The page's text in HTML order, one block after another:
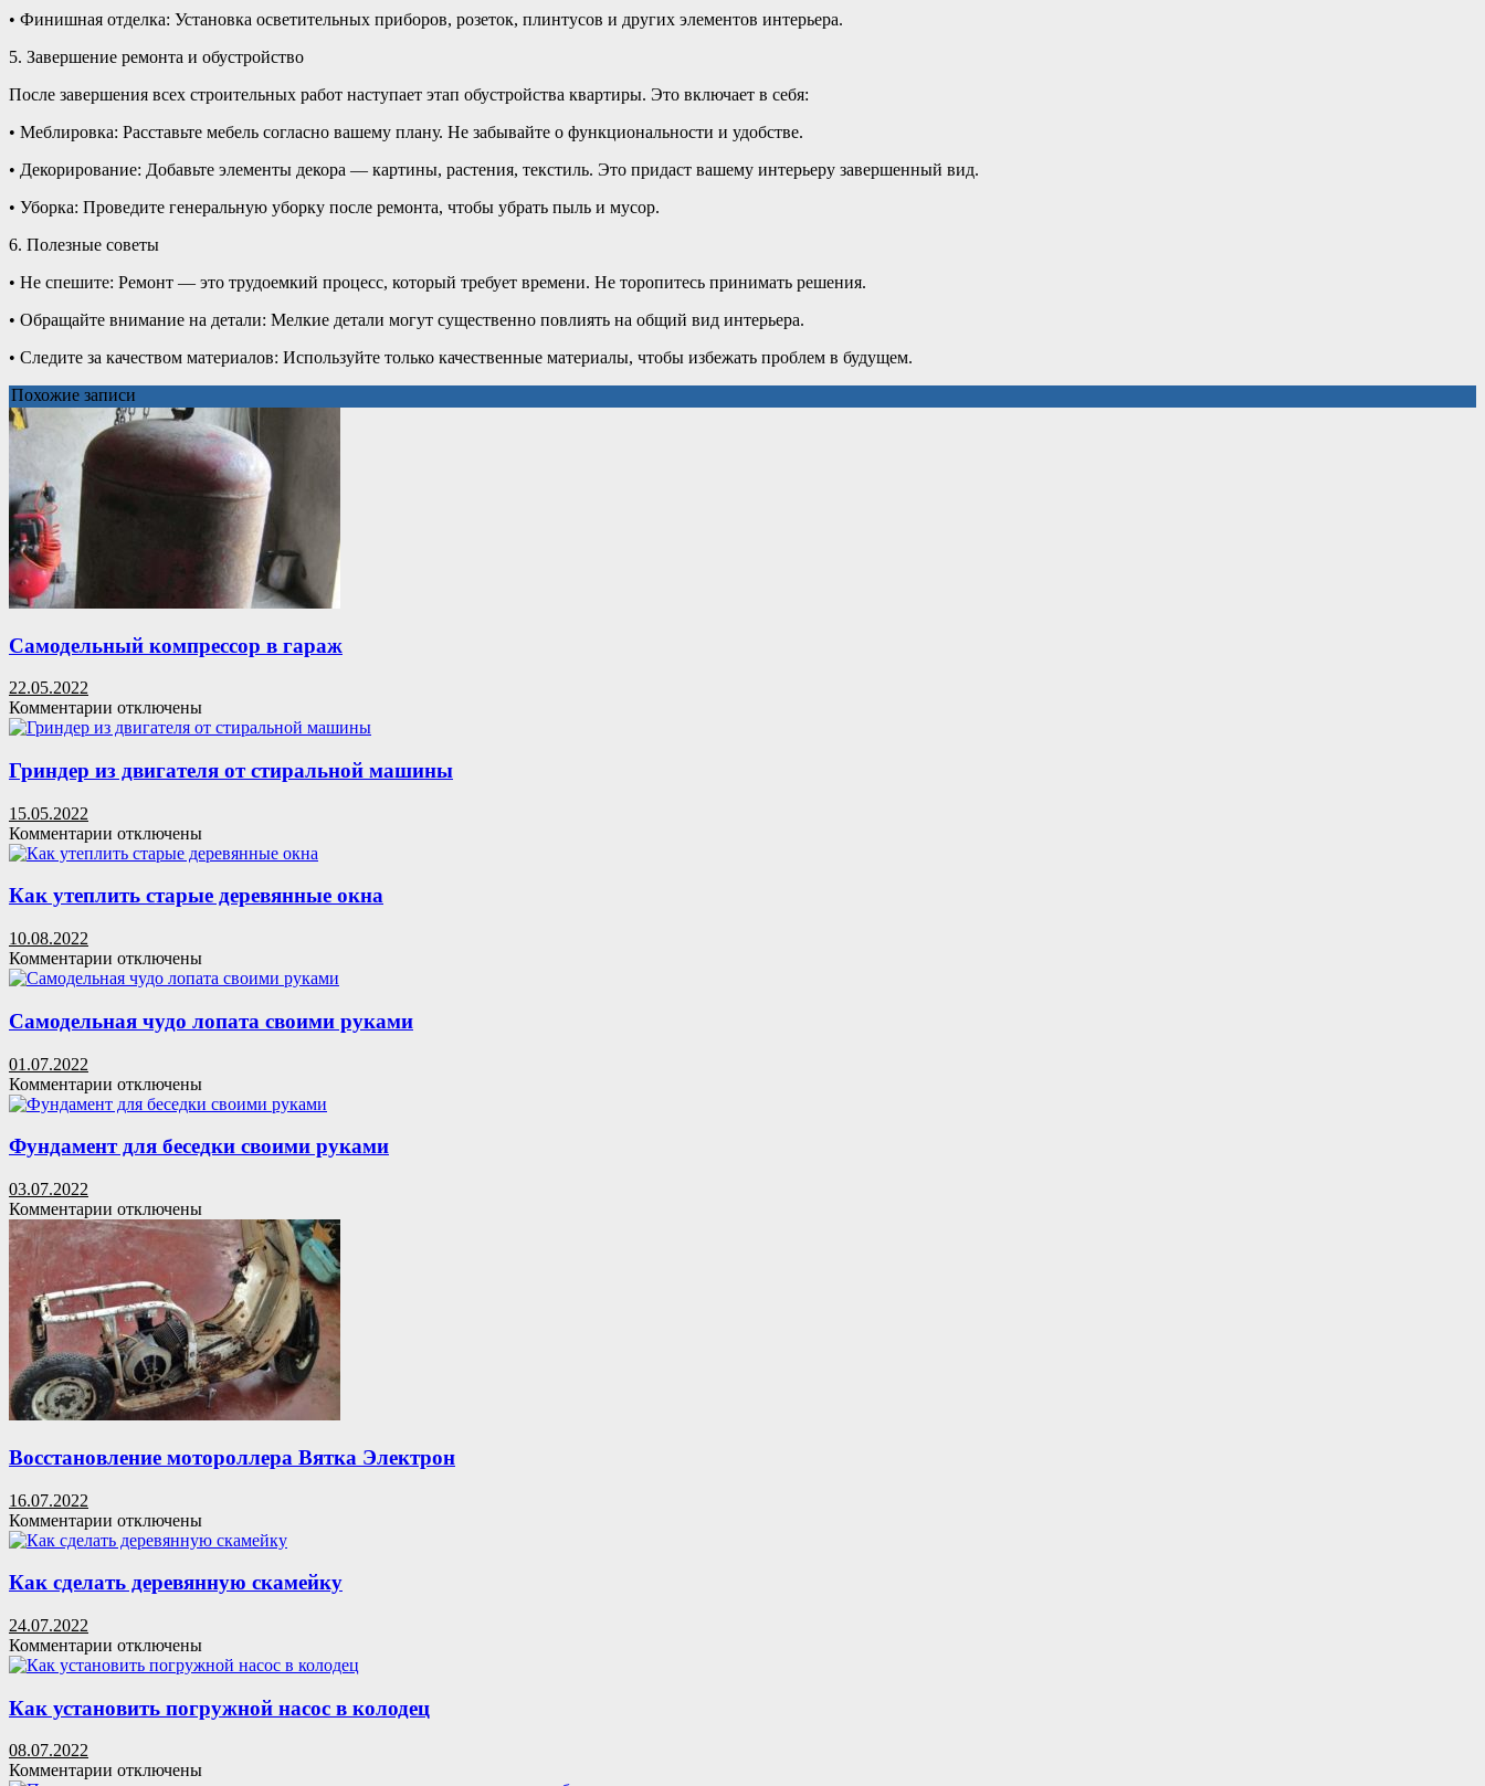
• Финишная отделка: Установка осветительных приборов, розеток, плинтусов и других элементов интерьера.
5. Завершение ремонта и обустройство
После завершения всех строительных работ наступает этап обустройства квартиры. Это включает в себя:
• Меблировка: Расставьте мебель согласно вашему плану. Не забывайте о функциональности и удобстве.
• Декорирование: Добавьте элементы декора — картины, растения, текстиль. Это придаст вашему интерьеру завершенный вид.
• Уборка: Проведите генеральную уборку после ремонта, чтобы убрать пыль и мусор.
6. Полезные советы
• Не спешите: Ремонт — это трудоемкий процесс, который требует времени. Не торопитесь принимать решения.
• Обращайте внимание на детали: Мелкие детали могут существенно повлиять на общий вид интерьера.
• Следите за качеством материалов: Используйте только качественные материалы, чтобы избежать проблем в будущем.
Похожие записи
Самодельный компрессор в гараж
22.05.2022
Комментарии к
записи
компрессор
в
отключены
Гриндер из двигателя от стиральной машины
15.05.2022
Комментарии к
записи
из
двигателя
стиральной
машины
отключены
Как утеплить старые деревянные окна
10.08.2022
Комментарии к
записи
утеплить
старые
отключены
Самодельная чудо лопата своими руками
01.07.2022
Комментарии к
записи
чудо
лопата
руками
отключены
Фундамент для беседки своими руками
03.07.2022
Комментарии к
записи
Фундамент
для
беседки
своими
руками
отключены
Восстановление мотороллера Вятка Электрон
16.07.2022
Комментарии к
записи
мотороллера
Вятка
отключены
Как сделать деревянную скамейку
24.07.2022
Комментарии к
записи
сделать
деревянную
отключены
Как установить погружной насос в колодец
08.07.2022
Комментарии котключены